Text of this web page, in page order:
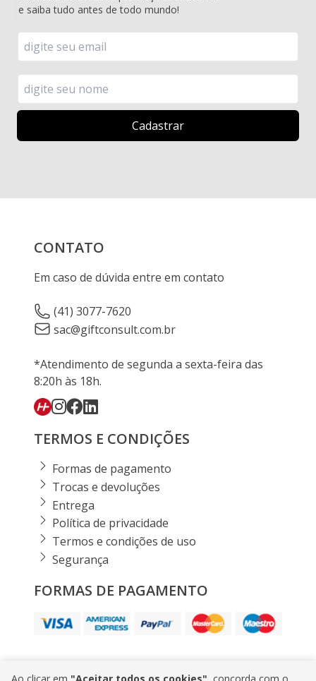
e saiba tudo antes de todo mundo!
CONTATO
Em caso de dúvida entre em contato
(41) 3077-7620
sac@giftconsult.com.br
*Atendimento de segunda a sexta-feira das
8:20h às 18h.
TERMOS E CONDIÇÕES
Formas de pagamento
Trocas e devoluções
Entrega
Política de privacidade
Termos e condições de uso
Segurança
FORMAS DE PAGAMENTO